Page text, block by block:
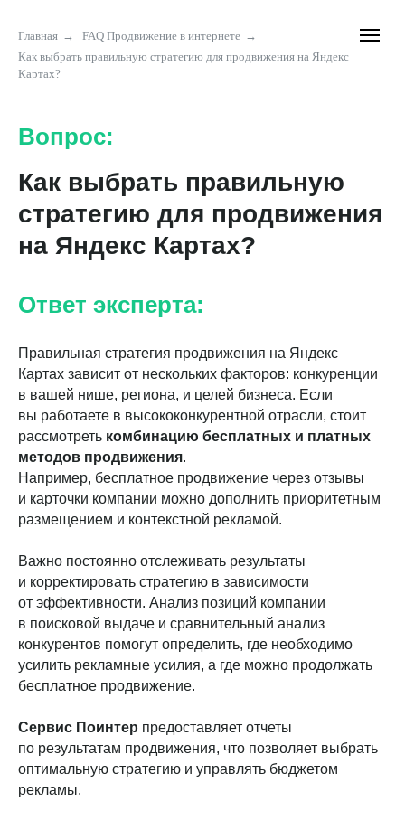
Главная → FAQ Продвижение в интернете →
Как выбрать правильную стратегию для продвижения на Яндекс
Картах?
Вопрос:
Как выбрать правильную
стратегию для продвижения
на Яндекс Картах?
Ответ эксперта:
Правильная стратегия продвижения на Яндекс
Картах зависит от нескольких факторов: конкуренции
в вашей нише, региона, и целей бизнеса. Если
вы работаете в высококонкурентной отрасли, стоит
рассмотреть комбинацию бесплатных и платных
методов продвижения.
Например, бесплатное продвижение через отзывы
и карточки компании можно дополнить приоритетным
размещением и контекстной рекламой.
Важно постоянно отслеживать результаты
и корректировать стратегию в зависимости
от эффективности. Анализ позиций компании
в поисковой выдаче и сравнительный анализ
конкурентов помогут определить, где необходимо
усилить рекламные усилия, а где можно продолжать
бесплатное продвижение.
Сервис Поинтер предоставляет отчеты
по результатам продвижения, что позволяет выбрать
оптимальную стратегию и управлять бюджетом
рекламы.